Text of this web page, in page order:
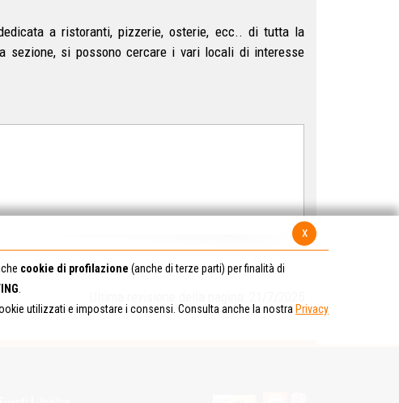
a ristoranti, pizzerie, osterie, ecc.. di tutta la
sezione, si possono cercare i vari locali di interesse
x
cookie di profilazione (anche di terze parti) per finalità di
utilizzati e impostare i consensi. Consulta anche la nostra Privacy